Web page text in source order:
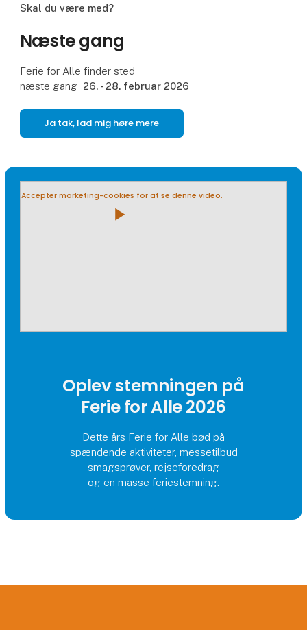
Skal du være med?
Næste gang
Ferie for Alle finder sted
næste gang 26. - 28. februar 2026
Ja tak, lad mig høre mere
Accepter marketing-cookies for at se denne video.
play_arrow
Oplev stemningen på
Ferie for Alle 2026
Dette års Ferie for Alle bød på
spændende aktiviteter, messetilbud
smagsprøver, rejseforedrag
og en masse feriestemning.